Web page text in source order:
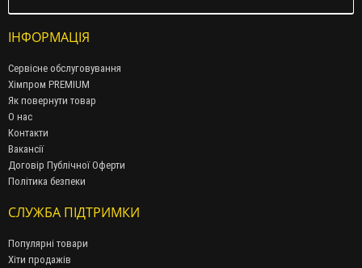
ІНФОРМАЦІЯ
Сервісне обслуговування
Хімпром PREMIUM
Як повернути товар
О нас
Контакти
Вакансії
Договір Публічної Оферти
Політика безпеки
СЛУЖБА ПІДТРИМКИ
Популярні товари
Хіти продажів